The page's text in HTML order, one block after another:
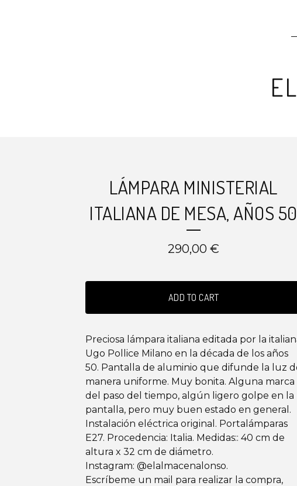
LÁMPARA MINISTERIAL
ITALIANA DE MESA, AÑOS 50
290,00 €
ADD TO CART
Preciosa lámpara italiana editada por la
Ugo Pollice Milano en la década de los años
50. Pantalla de aluminio que difunde la luz
manera uniforme. Muy bonita. Alguna marca
del paso del tiempo, algún ligero golpe en la
pantalla, pero muy buen estado en general.
Instalación eléctrica original. Portalámparas
E27. Procedencia: Italia. Medidas:: 40 cm de
altura x 32 cm de diámetro.
Instagram: @elalmacenalonso.
Escríbeme un mail para realizar la compra,